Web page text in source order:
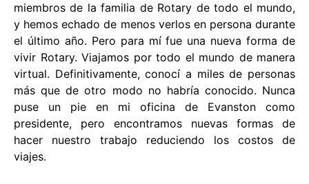
miembros de la familia de Rotary de todo el mundo,
y hemos echado de menos verlos en persona durante
el último año. Pero para mí fue una nueva forma de
vivir Rotary. Viajamos por todo el mundo de manera
virtual. Definitivamente, conocí a miles de personas
más que de otro modo no habría conocido. Nunca
puse un pie en mi oficina de Evanston como
presidente, pero encontramos nuevas formas de
hacer nuestro trabajo reduciendo los costos de
viajes.